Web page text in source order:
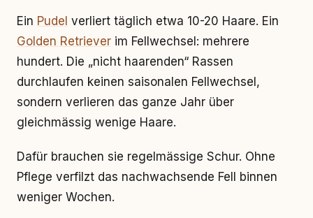
Ein Pudel verliert täglich etwa 10-20 Haare. Ein
Golden Retriever im Fellwechsel: mehrere
hundert. Die „nicht haarenden“ Rassen
durchlaufen keinen saisonalen Fellwechsel,
sondern verlieren das ganze Jahr über
gleichmässig wenige Haare.
Dafür brauchen sie regelmässige Schur. Ohne
Pflege verfilzt das nachwachsende Fell binnen
weniger Wochen.